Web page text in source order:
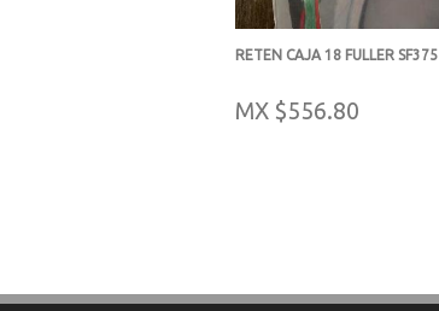
RETEN CAJA 18 FULLER SF375
MX $556.80